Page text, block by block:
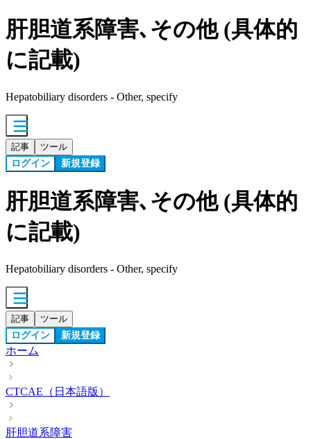
肝胆道系障害､その他 (具体的
に記載)
Hepatobiliary disorders - Other, specify
記事 ツール
ログイン 新規登録
肝胆道系障害､その他 (具体的
に記載)
Hepatobiliary disorders - Other, specify
記事 ツール
ログイン 新規登録
ホーム
CTCAE（日本語版）
肝胆道系障害